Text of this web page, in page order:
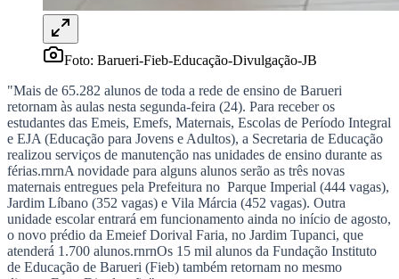
Selo Verificado
Portal Educacional
Agenda de Vestibulares
Vagas de Emprego
Concursos
Panorama Econômico
Panorama Econômico
Para Sua Empresa
Anuncie no Portal
Verificar EmpresaNovo
Anunciar VagasNovo
Publicidade Legal
Foto: Barueri-Fieb-Educação-Divulgação-JB
"Mais de 65.282 alunos de toda a rede de ensino de Barueri
retornam às aulas nesta segunda-feira (24). Para receber os
estudantes das Emeis, Emefs, Maternais, Escolas de Período Integral
e EJA (Educação para Jovens e Adultos), a Secretaria de Educação
realizou serviços de manutenção nas unidades de ensino durante as
férias.rnrnA novidade para alguns alunos serão as três novas
maternais entregues pela Prefeitura no Parque Imperial (444 vagas),
Jardim Líbano (352 vagas) e Vila Márcia (452 vagas). Outra
unidade escolar entrará em funcionamento ainda no início de agosto,
o novo prédio da Emeief Dorival Faria, no Jardim Tupanci, que
atenderá 1.700 alunos.rnrnOs 15 mil alunos da Fundação Instituto
de Educação de Barueri (Fieb) também retornam no mesmo